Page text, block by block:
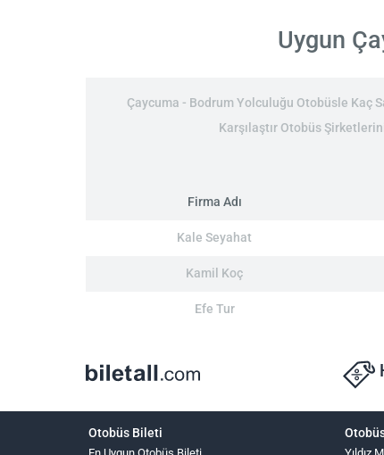
Uygun
Çaycuma - Bodrum Yolculuğu Otobüsle Kaç
Karşılaştır Otobüs
Firma Adı
Kale Seyahat
Kamil Koç
Efe Tur
Otobüs Bileti